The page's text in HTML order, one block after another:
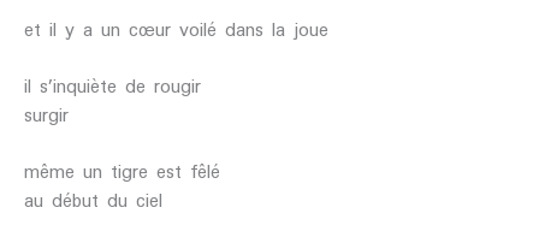
et il y a un cœur voilé dans la joue
il s’inquiète de rougir
surgir
même un tigre est fêlé
au début du ciel